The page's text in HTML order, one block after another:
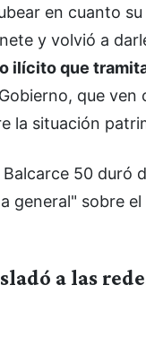
en cuanto
y volvió a
ilícito que
que
la situación
50 duró
general" sobre
a las